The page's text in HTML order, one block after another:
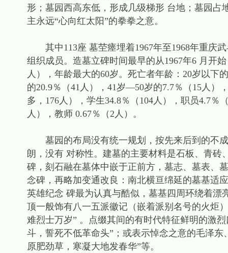
形；墓园西高东低，形成几级梯形 台地；墓园占
主永远“心向红太阳”的拳拳之意。
其中113座 墓茔瘗埋着1967年至1968年重庆武
组织成员。造墓立碑时间最早的从1967年6 月开
人），年龄最大的60岁。死亡者年龄：20岁以下
的20.9％（41人），41岁—50岁的7.7％（15人）
多，176人），学生34.8％（104人），职员4.7
人），教师 0.67％（2人）。
墓园的布局没有统一规划，按先来后到的不成
朗，没有 对称性。建墓的主要材料是石板、青
碑，刻石融在墓体中嵌于正前方，墓志、墓表、
念碑，再略加变通改良：南北横亘绵延的墓基适
英雄纪念 碑最为认真与酷似，墓基四周环绕着漂
顶一般饰有八一五派徽记（嵌着派别名号的火炬
难烈士万岁” 。点缀其间的有时代特征鲜明的激
斗，誓死不低革命头”；或表示悼念之意的毛泽
原肥劲草，寒凝大地发春华”等。